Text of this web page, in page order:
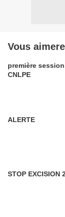
Vous
première
CNLPE
ALERTE
STOP EXCISION